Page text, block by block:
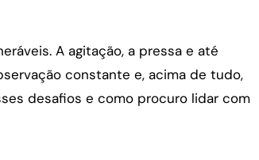
A agitação, a pressa e até
constante e, acima de tudo,
desafios e como procuro lidar com